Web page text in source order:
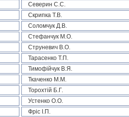
Северин С.С.
Скрипка Т.В.
Соломчук Д.В.
Стефанчук М.О.
Струневич В.О.
Тарасенко Т.П.
Тимофійчук В.Я.
Ткаченко М.М.
Торохтій Б.Г.
Устенко О.О.
Фріс І.П.